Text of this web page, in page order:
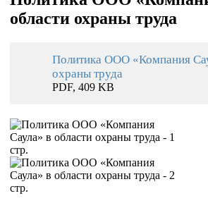
области охраны труда
Политика ООО «Компания
охраны труда
PDF, 409 KB